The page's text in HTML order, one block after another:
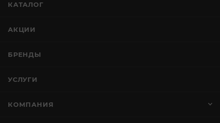
КАТАЛОГ
АКЦИИ
БРЕНДЫ
УСЛУГИ
КОМПАНИЯ